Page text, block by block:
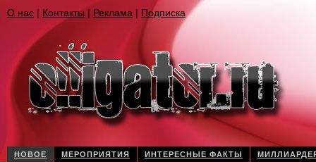
О нас | Контакты | Реклама | Подписка
НОВОЕ МЕРОПРИЯТИЯ ИНТЕРЕСНЫЕ ФАКТЫ